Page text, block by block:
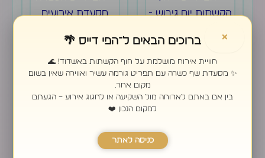
חומוס שווארמה
61.00 ₪
פיש אנד צ׳יפס
81.00₪
× ברוכים הבאים ל־הפי דייס 🌴
חוויית אירוח מושלמת על חוף הקשתות באשדוד! 🌊
✨ מסעדת שף כשרה עם תפריט גורמה עשיר ואווירה שאין בשום
מקום אחר.
בין אם באתם לארוחה מול השקיעה או לחגוג אירוע – הגעתם
למקום הנכון ❤️
כניסה לאתר